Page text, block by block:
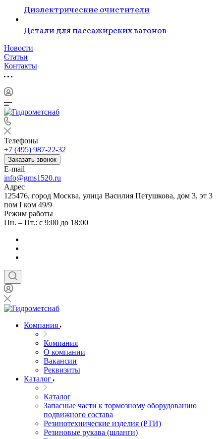
Диэлектрические очистители
Детали для пассажирских вагонов
Новости
Статьи
Контакты
Телефоны
+7 (495) 987-22-32
Заказать звонок
E-mail
info@gms1520.ru
Адрес
125476, город Москва, улица Василия Петушкова, дом 3, эт 3
пом I ком 49/9
Режим работы
Пн. – Пт.: с 9:00 до 18:00
Компания
Компания
О компании
Вакансии
Реквизиты
Каталог
Каталог
Запасные части к тормозному оборудованию
подвижного состава
Резинотехнические изделия (РТИ)
Резиновые рукава (шланги)